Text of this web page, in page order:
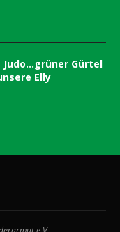
Judo…grüner Gürtel
Elly